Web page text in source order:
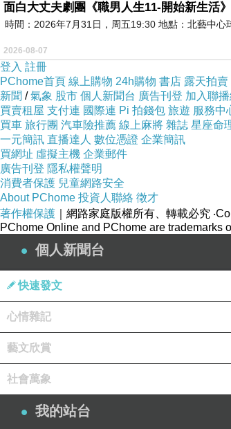
面白大丈夫劇團《職男人生11-開始新生活》
時間：2026年7月31日，周五19:30 地點：北藝中
2026-08-07
登入 註冊
PChome首頁 線上購物 24h購物 書店 露天拍賣
新聞 /氣象 股市 個人新聞台 廣告刊登 加入聯播
買賣租屋 支付連 國際連 Pi 拍錢包 旅遊 服務中
買車 旅行團 汽車險推薦 線上麻將 雜誌 星座命
一元簡訊 直播達人 數位憑證 企業簡訊
買網址 虛擬主機 企業郵件
廣告刊登 隱私權聲明
消費者保護 兒童網路安全
About PChome 投資人聯絡 徵才
著作權保護 ｜網路家庭版權所有、轉載必究
PChome Online and PChome are trademarks
個人新聞台
快速發文
心情雜記
藝文欣賞
社會萬象
我的站台